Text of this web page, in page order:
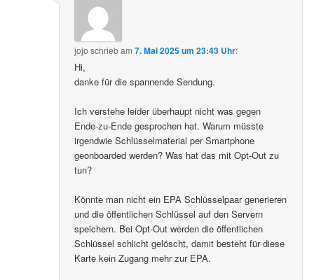
jojo schriebam7. Mai 2025 um 23:43 Uhr:
Hi,
danke für die spannende Sendung.
Ich verstehe leider überhaupt nicht was gegen
Ende-zu-Ende gesprochen hat. Warum müsste
irgendwie Schlüsselmaterial per Smartphone
geonboarded werden? Was hat das mit Opt-Out zu
tun?
Könnte man nicht ein EPA Schlüsselpaar generieren
und die öffentlichen Schlüssel auf den Servern
speichern. Bei Opt-Out werden die öffentlichen
Schlüssel schlicht gelöscht, damit besteht für diese
Karte kein Zugang mehr zur EPA.